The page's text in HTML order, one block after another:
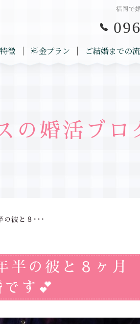
福岡で
徴 料金プラン ご結婚までの
の婚活ブロ
の彼と８･･･
半の彼と８ヶ月
す💕